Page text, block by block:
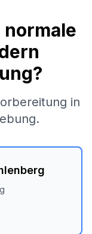
normale
in